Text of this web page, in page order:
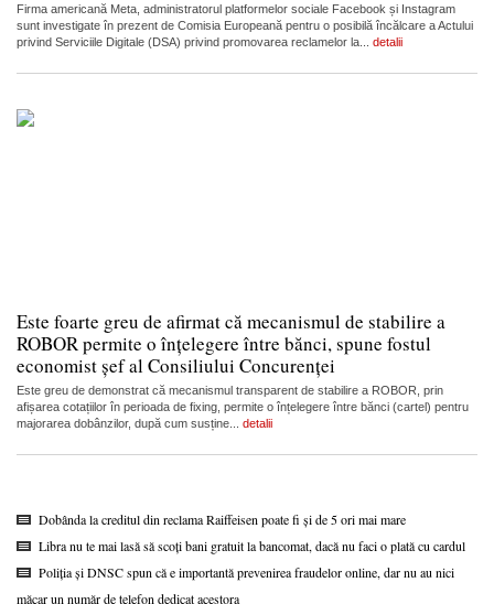
Firma americană Meta, administratorul platformelor sociale Facebook și Instagram
sunt investigate în prezent de Comisia Europeană pentru o posibilă încălcare a Actului
privind Serviciile Digitale (DSA) privind promovarea reclamelor la... detalii
Este foarte greu de afirmat că mecanismul de stabilire a
ROBOR permite o înțelegere între bănci, spune fostul
economist șef al Consiliului Concurenței
Este greu de demonstrat că mecanismul transparent de stabilire a ROBOR, prin
afișarea cotațiilor în perioada de fixing, permite o înțelegere între bănci (cartel) pentru
majorarea dobânzilor, după cum susține... detalii
Dobânda la creditul din reclama Raiffeisen poate fi și de 5 ori mai mare
Libra nu te mai lasă să scoți bani gratuit la bancomat, dacă nu faci o plată cu cardul
Poliția și DNSC spun că e importantă prevenirea fraudelor online, dar nu au nici
măcar un număr de telefon dedicat acestora